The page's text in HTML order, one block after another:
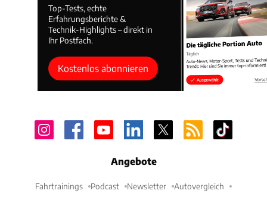
Top-Tests, echte
Erfahrungsberichte &
Technik-Highlights – direkt in
Ihr Postfach.
Kostenlos abonnieren
Angebote
Fahrtrainings Podcast Newsletter Autovergleich